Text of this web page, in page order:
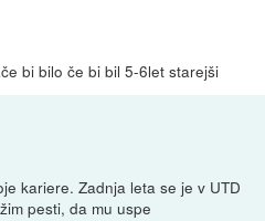
bi bilo če bi bil 5-6let starejši
kariere. Zadnja leta se je v UTD
pesti, da mu uspe